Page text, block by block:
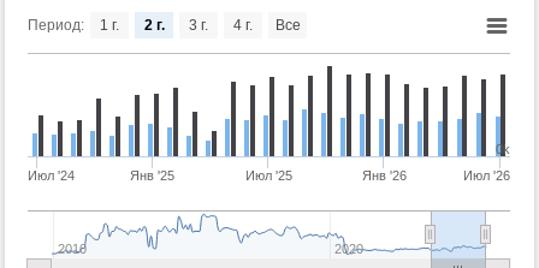
Период:
Июл '24 Янв '25 Июл '25 Янв '26 Июл '26
2010 2020
0k
1 г. 2 г. 3 г. 4 г. Все